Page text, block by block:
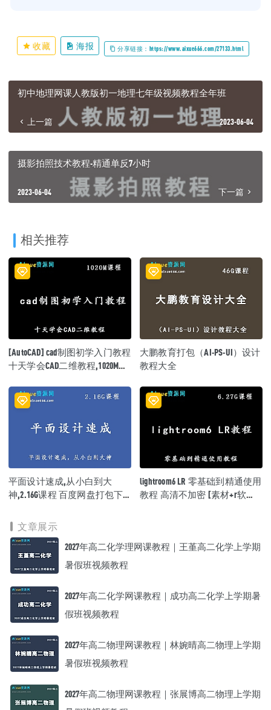
收藏 海报 分享链接：https://www.aixue666.com/27133.html
初中地理网课人教版初一地理七年级视频教程全年班
上一篇 2023-06-04
摄影拍照技术教程-精通单反7小时
2023-06-04 下一篇
相关推荐
[AutoCAD] cad制图初学入门教程
十天学会CAD二维教程,1020M课
大鹏教育打包（AI-PS-UI）设计
教程大全
平面设计速成,从小白到大
神,2.16G课程 百度网盘打包下
lightroom6 LR 零基础到精通使用
教程 高清不加密 [素材+r软
文章展示
2027年高二化学理网课教程｜王堇高二化学上学期
暑假班视频教程
2027年高二化学网课教程｜成功高二化学上学期暑
假班视频教程
2027年高二物理网课教程｜林婉晴高二物理上学期
暑假班视频教程
2027年高二物理网课教程｜张展博高二物理上学期